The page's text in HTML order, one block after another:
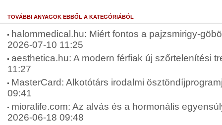
TOVÁBBI ANYAGOK EBBŐL A KATEGÓRIÁBÓL
halommedical.hu: Miért fontos a pajzsmirigy-
2026-07-10 11:25
aesthetica.hu: A modern férfiak új szőrtelenítési
11:27
MasterCard: Alkotótárs irodalmi
09:41
mioralife.com: Az alvás és a hormonális
2026-06-18 09:48